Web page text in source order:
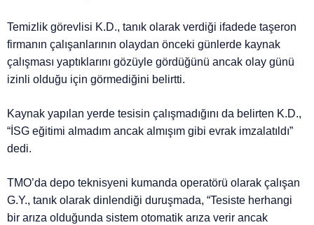
Temizlik görevlisi K.D., tanık olarak verdiği ifadede taşeron
firmanın çalışanlarının olaydan önceki günlerde kaynak
çalışması yaptıklarını gözüyle gördüğünü ancak olay günü
izinli olduğu için görmediğini belirtti.
Kaynak yapılan yerde tesisin çalışmadığını da belirten K.D.,
“İSG eğitimi almadım ancak almışım gibi evrak imzalatıldı”
dedi.
TMO’da depo teknisyeni kumanda operatörü olarak çalışan
G.Y., tanık olarak dinlendiği duruşmada, “Tesiste herhangi
bir arıza olduğunda sistem otomatik arıza verir ancak